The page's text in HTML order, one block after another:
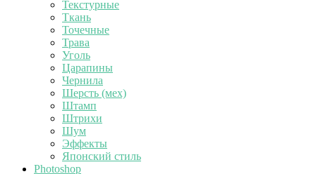
Текстурные
Ткань
Точечные
Трава
Уголь
Царапины
Чернила
Шерсть (мех)
Штамп
Штрихи
Шум
Эффекты
Японский стиль
Photoshop